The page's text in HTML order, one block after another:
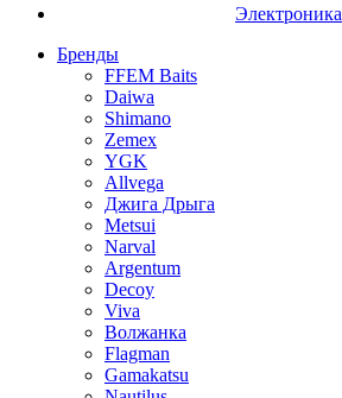
Электроника
Бренды
FFEM Baits
Daiwa
Shimano
Zemex
YGK
Allvega
Джига Дрыга
Metsui
Narval
Argentum
Decoy
Viva
Волжанка
Flagman
Gamakatsu